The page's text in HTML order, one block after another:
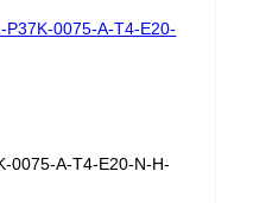
0075-A-T4-E20-N-H-